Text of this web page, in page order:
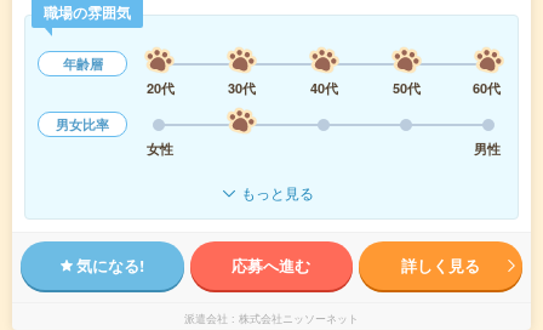
職場の雰囲気
年齢層
20代
30代 40代 50代
60代
男女比率
女性
男性
もっと見る
気になる! 応募へ進む 詳しく見る
派遣会社 株式会社ニッソーネット